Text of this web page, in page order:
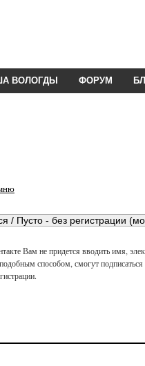
ВОЛОГДЫ ФОРУМ
Вам не придется вводить имя,
способом, смогут